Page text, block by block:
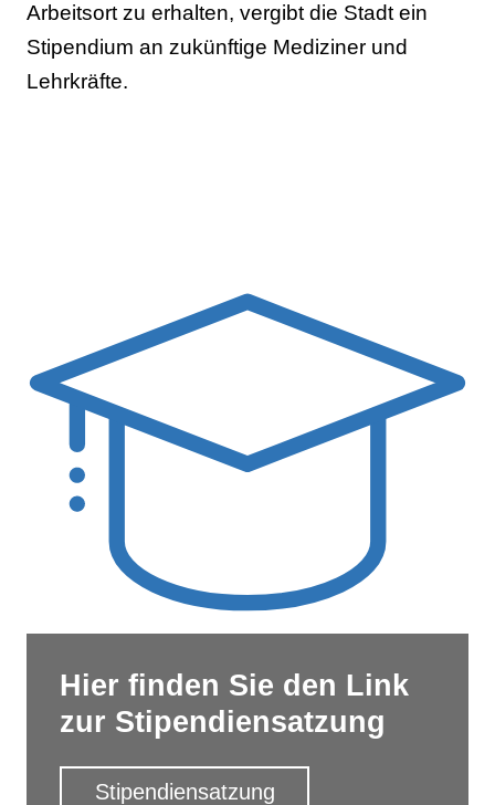
Arbeitsort zu erhalten, vergibt die Stadt ein
Stipendium an zukünftige Mediziner und
Lehrkräfte.
Hier finden Sie den Link
zur Stipendiensatzung
Stipendiensatzung